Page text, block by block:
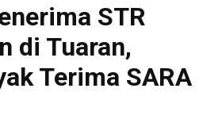
STR
di Tuaran,
Terima SARA